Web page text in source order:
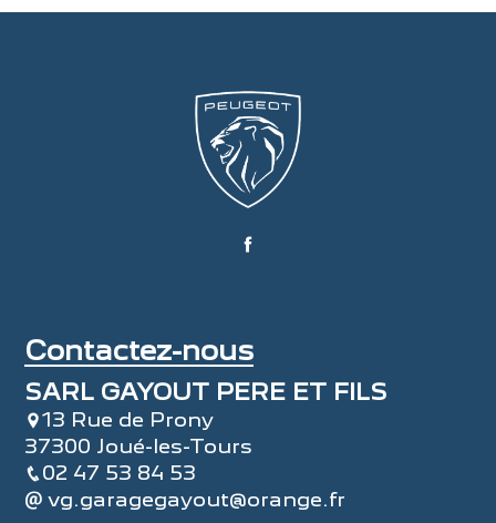
Contactez-nous
SARL GAYOUT PERE ET FILS
13 Rue de Prony
37300 Joué-les-Tours
02 47 53 84 53
vg.garagegayout@orange.fr